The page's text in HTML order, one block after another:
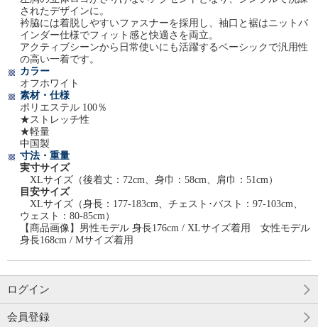
されたデザインに。
衿脇には着脱しやすいファスナーを採用し、袖口と裾はニットバ
インダー仕様でフィット感と快適さを両立。
アクティブシーンから日常使いにも活躍するベーシックで汎用性
の高い一着です。
カラー
オフホワイト
素材・仕様
ポリエステル 100％
★ストレッチ性
★軽量
中国製
寸法・重量
実寸サイズ
XLサイズ（後着丈：72cm、身巾：58cm、肩巾：51cm）
目安サイズ
XLサイズ（身長：177-183cm、チェスト･バスト：97-103cm、
ウェスト：80-85cm）
【商品画像】男性モデル 身長176cm / XLサイズ着用 女性モデル
身長168cm / Mサイズ着用
ログイン
会員登録